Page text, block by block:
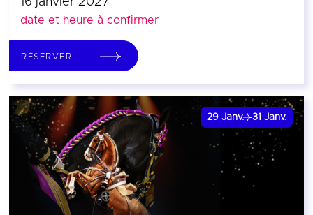
date et heure à confirmer
RÉSERVER
29 Janv. 31 Janv.